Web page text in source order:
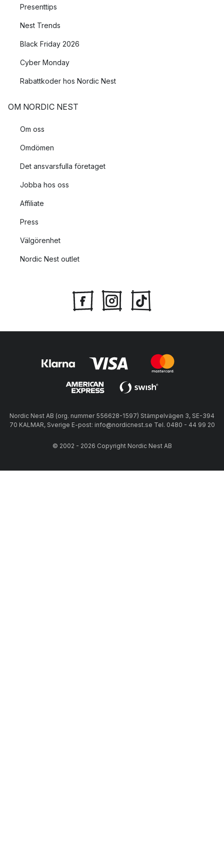
Presenttips
Nest Trends
Black Friday 2026
Cyber Monday
Rabattkoder hos Nordic Nest
OM NORDIC NEST
Om oss
Omdömen
Det ansvarsfulla företaget
Jobba hos oss
Affiliate
Press
Välgörenhet
Nordic Nest outlet
Nordic Nest AB (org. nummer 556628-1597) Stämpelvägen 3, SE-394
70 KALMAR, Sverige E-post: info@nordicnest.se Tel. 0480 - 44 99 20
© 2002 - 2026 Copyright Nordic Nest AB